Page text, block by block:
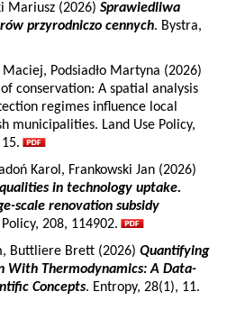
Mariusz (2026) Sprawiedliwa
przyrodniczo cennych. Bystra,
Maciej, Podsiadło Martyna (2026)
conservation: A spatial analysis
regimes influence local
municipalities. Land Use Policy,
Karol, Frankowski Jan (2026)
in technology uptake.
scale renovation subsidy
208, 114902.
Buttliere Brett (2026) Quantifying
With Thermodynamics: A Data-
Concepts. Entropy, 28(1), 11.